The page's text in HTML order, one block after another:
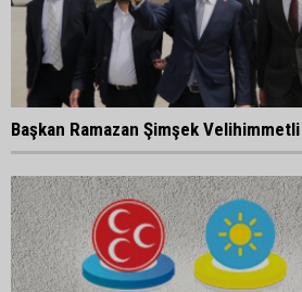
Başkan Ramazan Şimşek